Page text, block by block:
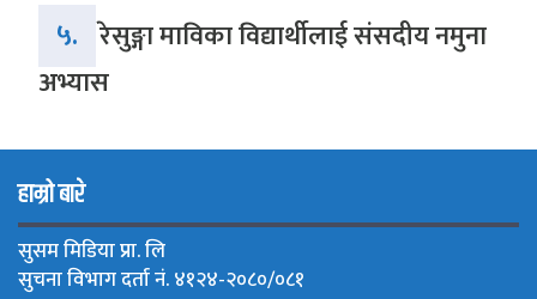
५. रेसुङ्गा माविका विद्यार्थीलाई संसदीय नमुना
अभ्यास
हाम्रो बारे
सुसम मिडिया प्रा. लि
सुचना विभाग दर्ता नं. ४१२४-२०८०/०८१